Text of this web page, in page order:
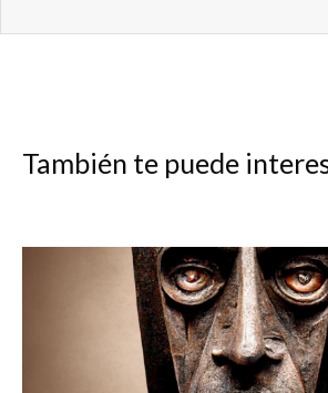
También te puede